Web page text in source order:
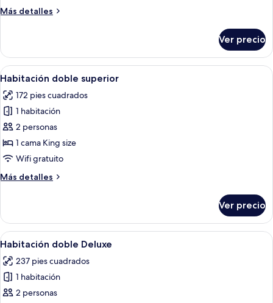
Más detalles
Más
doble
clásica
Ver precio
Abrir
todas
las
fotos
de
Habitación
doble
Habitación de hotel con una cama
4
Habitación doble superior
172 pies cuadrados
1 habitación
2 personas
1 cama King size
Wifi gratuito
Más detalles
Más
doble
superior
Ver precio
Abrir
todas
las
fotos
de
Un dormitorio con una cama, una
5
Habitación doble Deluxe
237 pies cuadrados
1 habitación
2 personas